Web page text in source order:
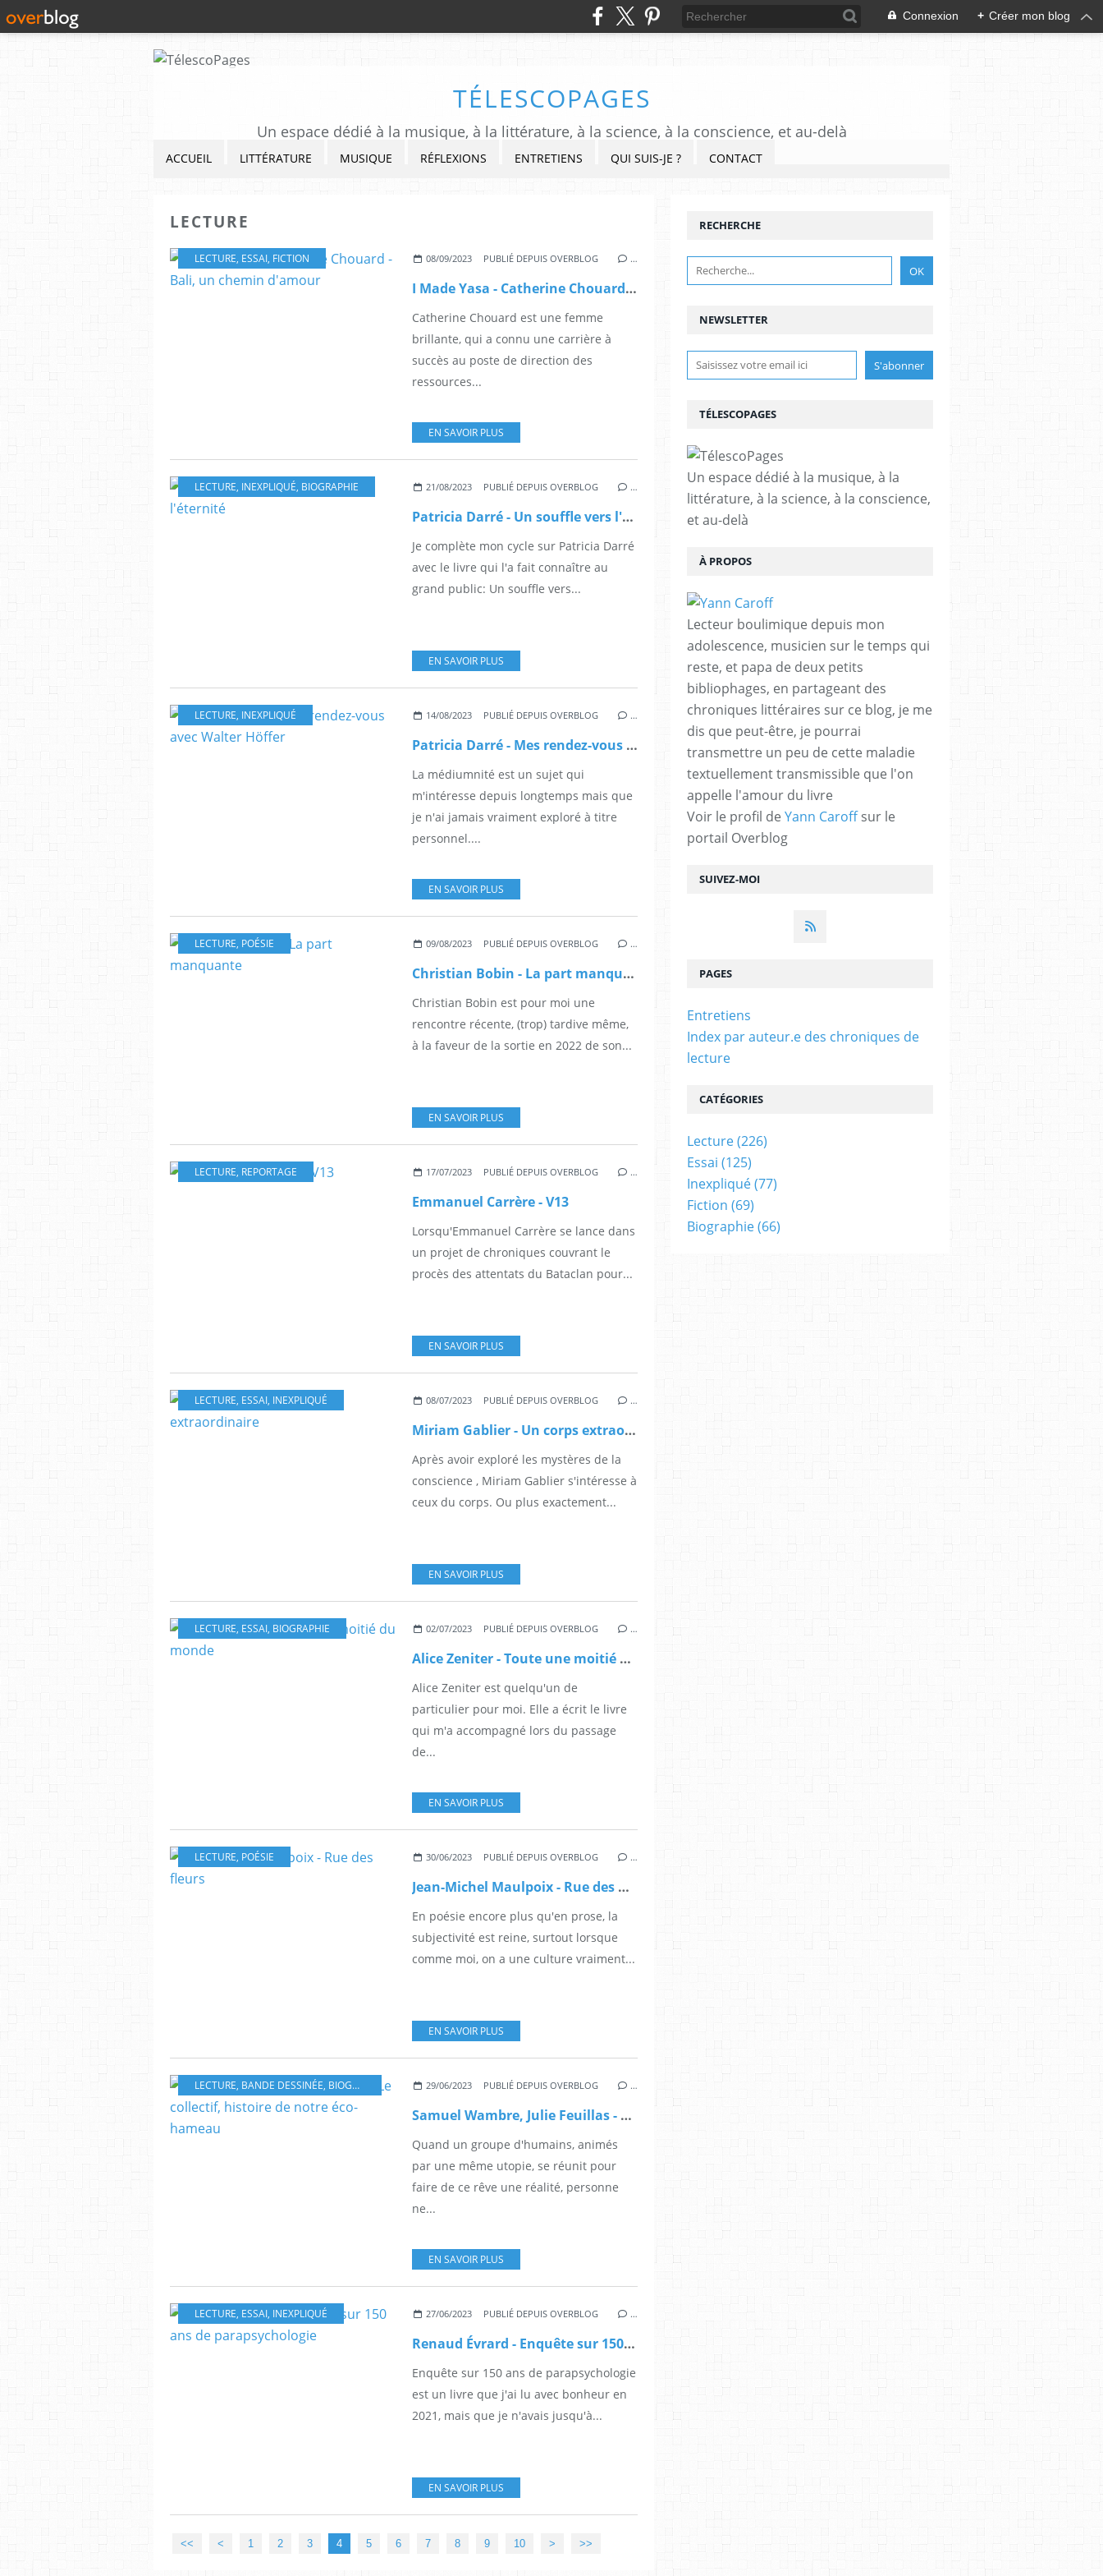
Connexion + Créer mon blog
TÉLESCOPAGES
Un espace dédié à la musique, à la littérature, à la science, à la conscience, et au-delà
ACCUEIL LITTÉRATURE MUSIQUE RÉFLEXIONS ENTRETIENS QUI SUIS-JE ? CONTACT
LECTURE
LECTURE, ESSAI, FICTION 08/09/2023 PUBLIÉ DEPUIS OVERBLOG …
I Made Yasa - Catherine Chouard - Bali, un chemin d'amour
Catherine Chouard est une femme
brillante, qui a connu une carrière à
succès au poste de direction des
ressources...
EN SAVOIR PLUS
LECTURE, INEXPLIQUÉ, BIOGRAPHIE 21/08/2023 PUBLIÉ DEPUIS OVERBLOG …
Patricia Darré - Un souffle vers l'éternité
Je complète mon cycle sur Patricia Darré
avec le livre qui l'a fait connaître au
grand public: Un souffle vers...
EN SAVOIR PLUS
LECTURE, INEXPLIQUÉ 14/08/2023 PUBLIÉ DEPUIS OVERBLOG …
Patricia Darré - Mes rendez-vous avec Walter Höffer
La médiumnité est un sujet qui
m'intéresse depuis longtemps mais que
je n'ai jamais vraiment exploré à titre
personnel....
EN SAVOIR PLUS
LECTURE, POÉSIE 09/08/2023 PUBLIÉ DEPUIS OVERBLOG …
Christian Bobin - La part manquante
Christian Bobin est pour moi une
rencontre récente, (trop) tardive même,
à la faveur de la sortie en 2022 de son...
EN SAVOIR PLUS
LECTURE, REPORTAGE 17/07/2023 PUBLIÉ DEPUIS OVERBLOG …
Emmanuel Carrère - V13
Lorsqu'Emmanuel Carrère se lance dans
un projet de chroniques couvrant le
procès des attentats du Bataclan pour...
EN SAVOIR PLUS
LECTURE, ESSAI, INEXPLIQUÉ 08/07/2023 PUBLIÉ DEPUIS OVERBLOG …
Miriam Gablier - Un corps extraordinaire
Après avoir exploré les mystères de la
conscience , Miriam Gablier s'intéresse à
ceux du corps. Ou plus exactement...
EN SAVOIR PLUS
LECTURE, ESSAI, BIOGRAPHIE 02/07/2023 PUBLIÉ DEPUIS OVERBLOG …
Alice Zeniter - Toute une moitié du monde
Alice Zeniter est quelqu'un de
particulier pour moi. Elle a écrit le livre
qui m'a accompagné lors du passage
de...
EN SAVOIR PLUS
LECTURE, POÉSIE 30/06/2023 PUBLIÉ DEPUIS OVERBLOG …
Jean-Michel Maulpoix - Rue des fleurs
En poésie encore plus qu'en prose, la
subjectivité est reine, surtout lorsque
comme moi, on a une culture vraiment...
EN SAVOIR PLUS
LECTURE, BANDE DESSINÉE, BIOGRAPHIE 29/06/2023 PUBLIÉ DEPUIS OVERBLOG …
Samuel Wambre, Julie Feuillas - Le collectif, histoire de notre éco-hameau
Quand un groupe d'humains, animés
par une même utopie, se réunit pour
faire de ce rêve une réalité, personne
ne...
EN SAVOIR PLUS
LECTURE, ESSAI, INEXPLIQUÉ 27/06/2023 PUBLIÉ DEPUIS OVERBLOG …
Renaud Évrard - Enquête sur 150 ans de parapsychologie
Enquête sur 150 ans de parapsychologie
est un livre que j'ai lu avec bonheur en
2021, mais que je n'avais jusqu'à...
EN SAVOIR PLUS
<< < 1 2 3 4 5 6 7 8 9 10 20
> >>
NEWSLETTER
SUIVEZ-MOI
RECHERCHE
TÉLESCOPAGES
Un espace dédié à la musique, à la
littérature, à la science, à la conscience,
et au-delà
À PROPOS
Lecteur boulimique depuis mon
adolescence, musicien sur le temps qui
reste, et papa de deux petits
bibliophages, en partageant des
chroniques littéraires sur ce blog, je me
dis que peut-être, je pourrai
transmettre un peu de cette maladie
textuellement transmissible que l'on
appelle l'amour du livre
Voir le profil de Yann Caroffsur le
portail Overblog
PAGES
Entretiens
Index par auteur.e des chroniques de
lecture
CATÉGORIES
Lecture(226)
Essai (125)
Inexpliqué(77)
Fiction (69)
Biographie(66)